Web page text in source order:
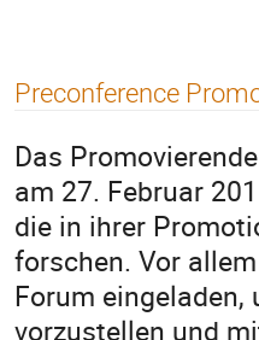
Preconference
Das
am 27. Februar
die in ihrer
forschen. Vor
Forum
vorzustellen und